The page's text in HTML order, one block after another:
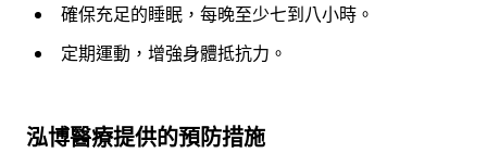
確保充足的睡眠，每晚至少七到八小時。
定期運動，增強身體抵抗力。
泓博醫療提供的預防措施